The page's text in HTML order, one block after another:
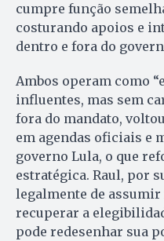
cumpre função
costurando apoios e
dentro e fora do
Ambos operam como
influentes, mas sem
fora do mandato,
em agendas oficiais e
governo Lula, o que
estratégica. Raul, por
legalmente de assumir
recuperar a
pode redesenhar sua